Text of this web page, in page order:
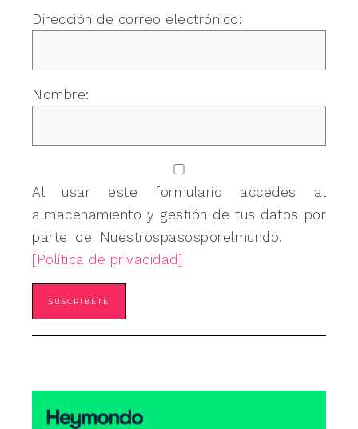
Dirección de correo electrónico:
Nombre:
Al usar este formulario accedes al
almacenamiento y gestión de tus datos por
parte de Nuestrospasosporelmundo.
[Política de privacidad]